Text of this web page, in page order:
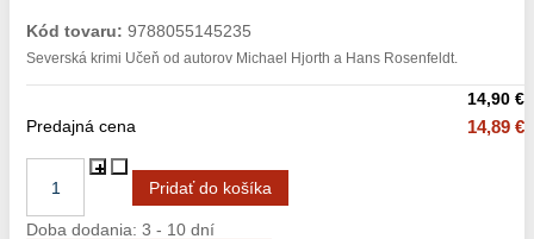
Kód tovaru: 9788055145235
Severská krimi Učeň od autorov Michael Hjorth a Hans Rosenfeldt.
14,90 €
Predajná cena
14,89 €
Doba dodania: 3 - 10 dní